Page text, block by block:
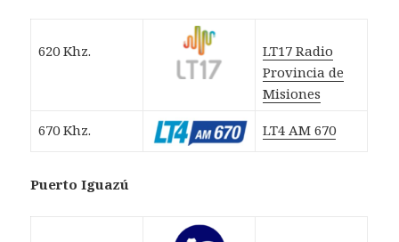
620 Khz.
LT17 Radio
Provincia de
Misiones
670 Khz. LT4 AM 670
Puerto Iguazú